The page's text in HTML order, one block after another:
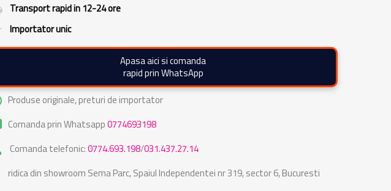
Transport rapid in 12-24 ore
Importator unic
Apasa aici si comanda
rapid prin WhatsApp
Produse originale, preturi de importator
Comanda prin Whatsapp0774693198
Comanda telefonic:0774.693.198/031.437.27.14
ridica din showroom Sema Parc, Spaiul Independentei nr 319, sector 6, Bucuresti